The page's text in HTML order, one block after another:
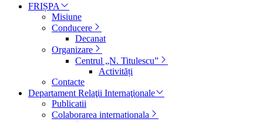
FRIȘPA
Misiune
Conducere
Decanat
Organizare
Centrul „N. Titulescu”
Activități
Contacte
Departament Relaţii Internaţionale
Publicatii
Colaborarea internationala